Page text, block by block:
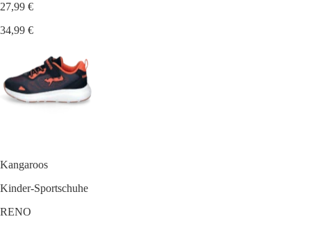
27,99 €
34,99 €
Kangaroos
Kinder-Sportschuhe
RENO